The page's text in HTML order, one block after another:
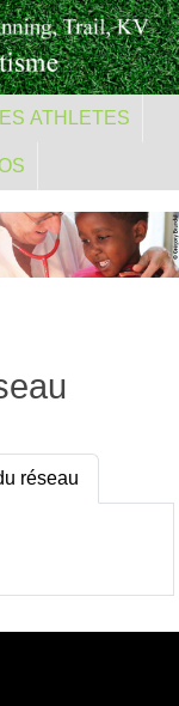
ATHLETES
réseau